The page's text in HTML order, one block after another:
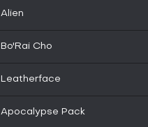
Alien
Bo'Rai Cho
Leatherface
Apocalypse Pack